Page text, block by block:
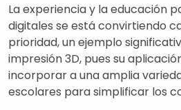
La experiencia y la educación
digitales se está convirtiendo
prioridad, un ejemplo
impresión 3D, pues su
incorporar a una amplia
escolares para simplificar los